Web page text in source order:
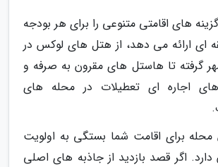
گزینه های اقامتی متنوعی را برای هر بودجه
ای ارائه می دهد، از هتل های لوکس در
گرفته تا هاستل های مقرون به صرفه و
اجاره ای تعطیلات در محله های
محله برای اقامت شما بستگی به اولویت
دارد. اگر قصد بازدید از جاذبه های اصلی